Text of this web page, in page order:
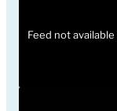
Feed not available